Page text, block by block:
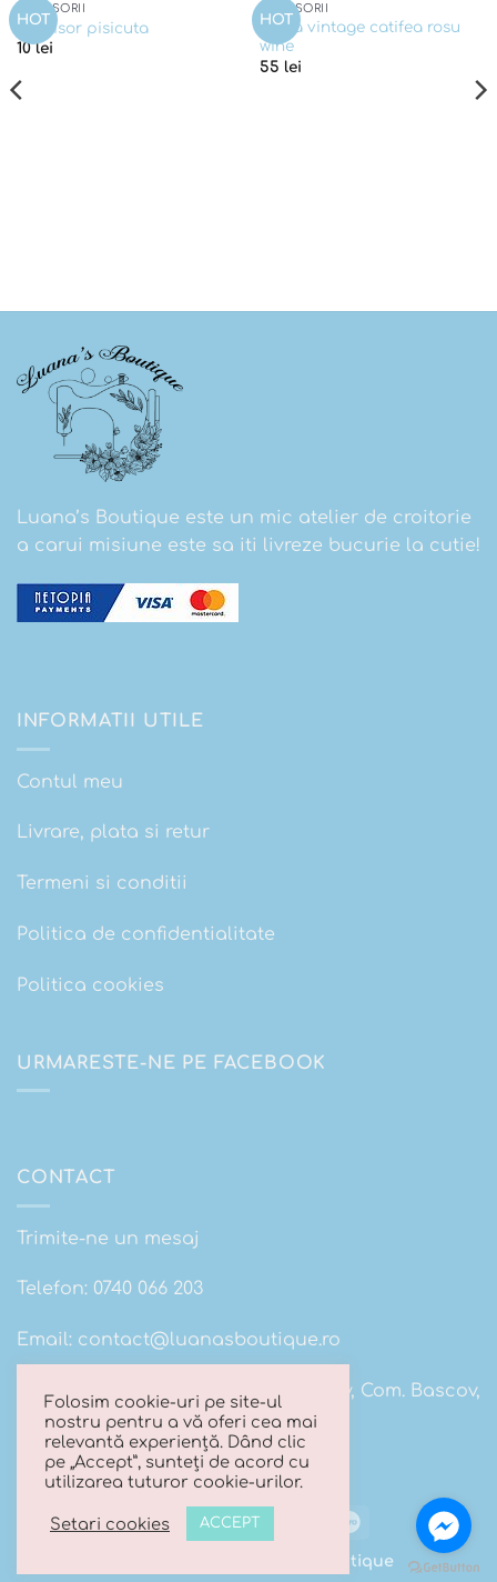
HOT
ACCESORII
Martisor pisicuta
10lei
HOT
wishlist
ACCESORII
Brosa vintage catifea rosu
wine
55 lei
Luana’s Boutique este un mic atelier de croitorie
a carui misiune este sa iti livreze bucurie la cutie!
INFORMATII UTILE
Contul meu
Livrare, plata si retur
Termeni si conditii
Politica de confidentialitate
Politica cookies
URMARESTE-NE PE FACEBOOK
CONTACT
Trimite-ne un mesaj
Telefon: 0740 066 203
Email: contact@luanasboutique.ro
Adresa: Str. Scolii nr 16B, Sat. Bascov, Com. Bascov,
Jud Arges
Visa MasterCard
Delivery
Maestro
Luana's Boutique
Folosim cookie-uri pe site-ul
nostru pentru a vă oferi cea mai
relevantă experiență. Dând clic
pe „Accept”, sunteți de acord cu
utilizarea tuturor cookie-urilor.
Setari cookies ACCEPT